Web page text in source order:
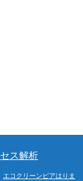
ス解析
エコクリーンピアはりま